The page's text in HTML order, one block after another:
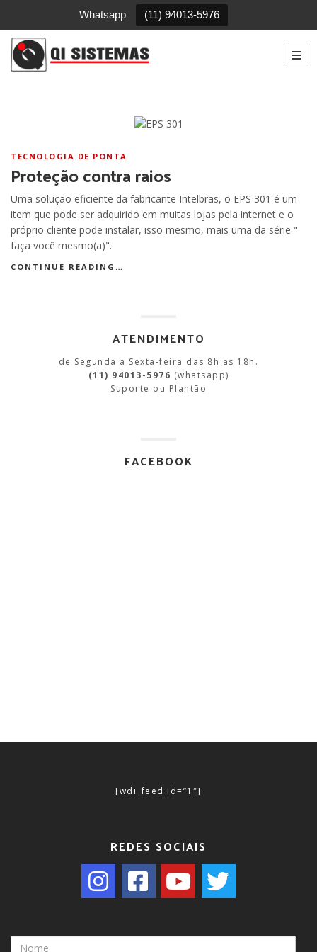
Whatsapp (11) 94013-5976
TECNOLOGIA DE PONTA
Proteção contra raios
Uma solução eficiente da fabricante Intelbras, o EPS 301 é um
item que pode ser adquirido em muitas lojas pela internet e o
próprio cliente pode instalar, isso mesmo, mais uma da série "
faça você mesmo(a)".
CONTINUE READING…
ATENDIMENTO
de Segunda a Sexta-feira das 8h as 18h.
(11) 94013-5976 (whatsapp)
Suporte ou Plantão
FACEBOOK
[wdi_feed id=”1″]
REDES SOCIAIS